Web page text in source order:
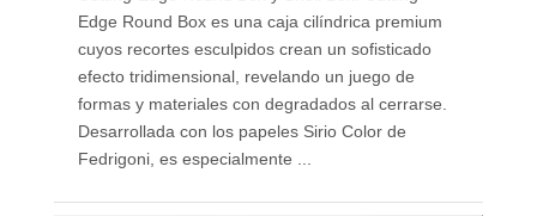
Edge Round Box es una caja cilíndrica premium
cuyos recortes esculpidos crean un sofisticado
efecto tridimensional, revelando un juego de
formas y materiales con degradados al cerrarse.
Desarrollada con los papeles Sirio Color de
Fedrigoni, es especialmente ...